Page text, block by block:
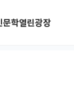
문학열린광장